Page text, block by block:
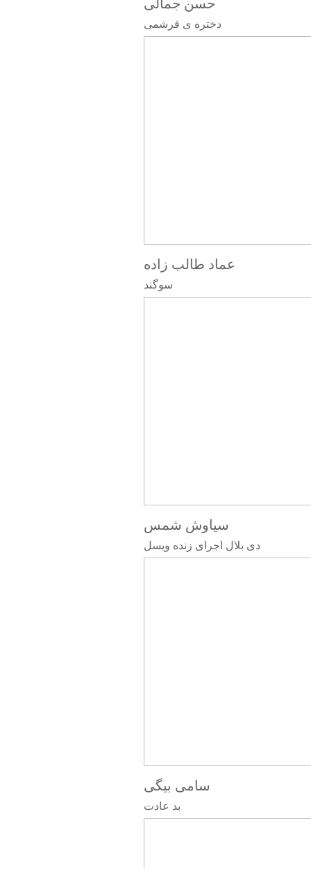
حسن جمالی
دختره ی قرشمی
عماد طالب زاده
سوگند
سیاوش شمس
دی بلال اجرای زنده ویسل
سامی بیگی
بد عادت